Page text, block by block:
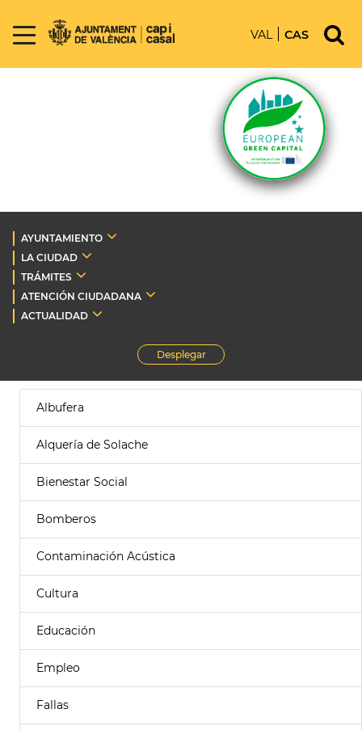
VAL CAS
AYUNTAMIENTO
LA CIUDAD
TRÁMITES
ATENCIÓN CIUDADANA
ACTUALIDAD
Desplegar
Albufera
Alquería de Solache
Bienestar Social
Bomberos
Contaminación Acústica
Cultura
Educación
Empleo
Fallas